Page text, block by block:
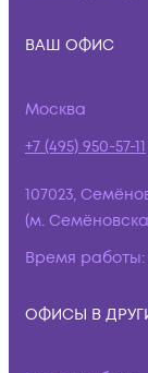
ВАШ ОФИС
Москва
+7 (495) 950-57-11
107023,
(м.
Время работы:
ОФИСЫ В